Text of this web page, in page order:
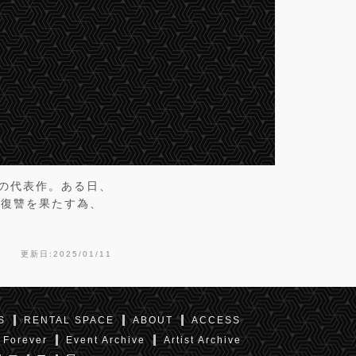
代表作。ある日、
讐を果たす為、
更新日:2025/01/11
RENTAL SPACE ABOUT
ACCESS
Forever
Event Archive Artist Archive